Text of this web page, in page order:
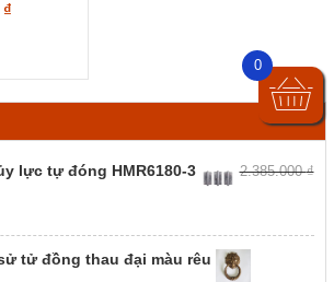
₫
lực tự đóng HMR6180-3 2.385.000₫
tử đồng thau đại màu rêu
0